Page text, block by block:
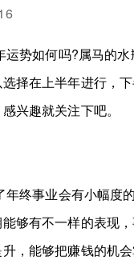
势如何吗?属马的水
择在上半年进行，
兴趣就关注下吧。
终事业会有小幅度
够有不一样的表现
，能够把赚钱的机